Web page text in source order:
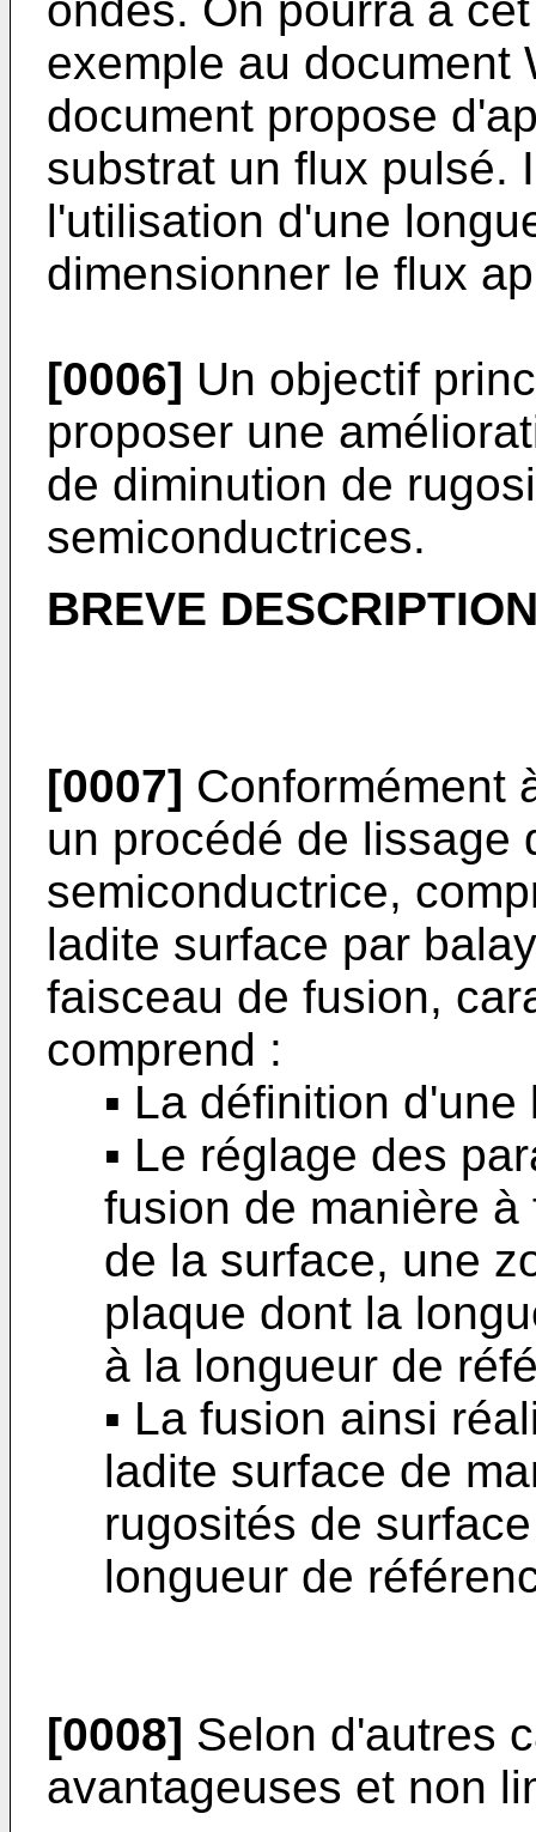
exemple au document
document propose
substrat un flux pulsé.
l'utilisation d'une
dimensionner le flux
[0006] Un objectif
proposer une
de diminution de
semiconductrices.
BREVE
[0007] Conformément
un procédé de lissage
semiconductrice,
ladite surface par
faisceau de fusion,
comprend :
▪ La définition
▪ Le réglage des
fusion de manière
de la surface, une
plaque dont la
à la longueur de
▪ La fusion ainsi
ladite surface de
rugosités de
longueur de
[0008] Selon d'autres
avantageuses et non